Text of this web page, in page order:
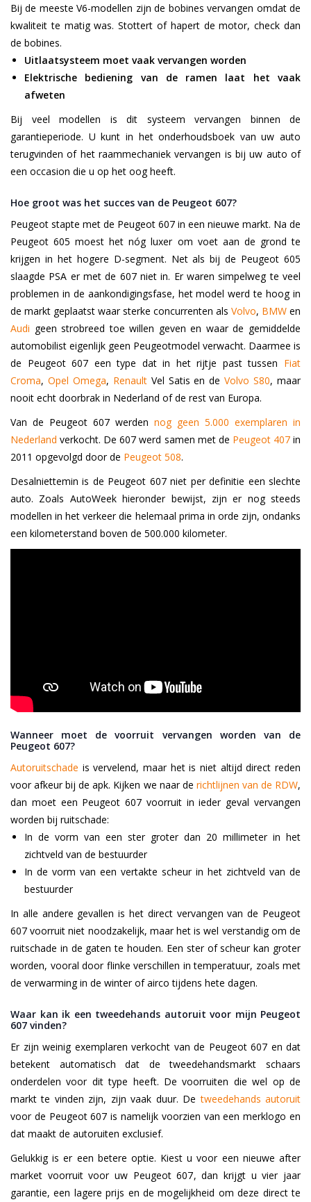
Bij de meeste V6-modellen zijn de bobines vervangen omdat de
kwaliteit te matig was. Stottert of hapert de motor, check dan
de bobines.
Uitlaatsysteem moet vaak vervangen worden
Elektrische bediening van de ramen laat het vaak
afweten
Bij veel modellen is dit systeem vervangen binnen de
garantieperiode. U kunt in het onderhoudsboek van uw auto
terugvinden of het raammechaniek vervangen is bij uw auto of
een occasion die u op het oog heeft.
Hoe groot was het succes van de Peugeot 607?
Peugeot stapte met de Peugeot 607 in een nieuwe markt. Na de
Peugeot 605 moest het nóg luxer om voet aan de grond te
krijgen in het hogere D-segment. Net als bij de Peugeot 605
slaagde PSA er met de 607 niet in. Er waren simpelweg te veel
problemen in de aankondigingsfase, het model werd te hoog in
de markt geplaatst waar sterke concurrenten als Volvo, BMW en
Audi geen strobreed toe willen geven en waar de gemiddelde
automobilist eigenlijk geen Peugeotmodel verwacht. Daarmee is
de Peugeot 607 een type dat in het rijtje past tussen Fiat
Croma, Opel Omega, RenaultVel Satis en deVolvo S80, maar
nooit echt doorbrak in Nederland of de rest van Europa.
Van de Peugeot 607 werden nog geen 5.000 exemplaren in
Nederland verkocht. De 607 werd samen met de Peugeot 407in
2011 opgevolgd door de Peugeot 508.
Desalniettemin is de Peugeot 607 niet per definitie een slechte
auto. Zoals AutoWeek hieronder bewijst, zijn er nog steeds
modellen in het verkeer die helemaal prima in orde zijn, ondanks
een kilometerstand boven de 500.000 kilometer.
Wanneer moet de voorruit vervangen worden van de
Peugeot 607?
Autoruitschade is vervelend, maar het is niet altijd direct reden
voor afkeur bij de apk. Kijken we naar de richtlijnen van de RDW,
dan moet een Peugeot 607 voorruit in ieder geval vervangen
worden bij ruitschade:
In de vorm van een ster groter dan 20 millimeter in het
zichtveld van de bestuurder
In de vorm van een vertakte scheur in het zichtveld van de
bestuurder
In alle andere gevallen is het direct vervangen van de Peugeot
607 voorruit niet noodzakelijk, maar het is wel verstandig om de
ruitschade in de gaten te houden. Een ster of scheur kan groter
worden, vooral door flinke verschillen in temperatuur, zoals met
de verwarming in de winter of airco tijdens hete dagen.
Waar kan ik een tweedehands autoruit voor mijn Peugeot
607 vinden?
Er zijn weinig exemplaren verkocht van de Peugeot 607 en dat
betekent automatisch dat de tweedehandsmarkt schaars
onderdelen voor dit type heeft. De voorruiten die wel op de
markt te vinden zijn, zijn vaak duur. Detweedehands autoruit
voor de Peugeot 607 is namelijk voorzien van een merklogo en
dat maakt de autoruiten exclusief.
Gelukkig is er een betere optie. Kiest u voor een nieuwe after
market voorruit voor uw Peugeot 607, dan krijgt u vier jaar
garantie, een lagere prijs en de mogelijkheid om deze direct te